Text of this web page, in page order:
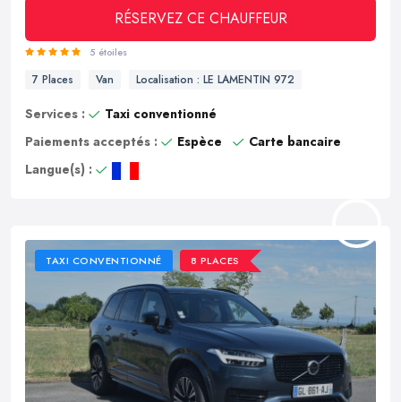
RÉSERVEZ CE CHAUFFEUR
5 étoiles
7 Places Van Localisation : LE LAMENTIN 972
Services :
Taxi conventionné
Paiements acceptés :
Espèce
Carte bancaire
Langue(s) :
TAXI CONVENTIONNÉ 8 PLACES